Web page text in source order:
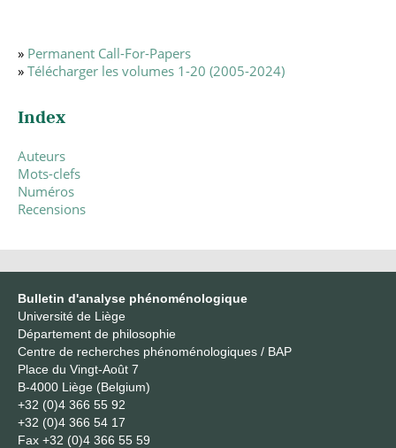
» Permanent Call-For-Papers
» Télécharger les volumes 1-20 (2005-2024)
Index
Auteurs
Mots-clefs
Numéros
Recensions
Bulletin d'analyse phénoménologique
Université de Liège
Département de philosophie
Centre de recherches phénoménologiques / BAP
Place du Vingt-Août 7
B-4000 Liège (Belgium)
+32 (0)4 366 55 92
+32 (0)4 366 54 17
Fax +32 (0)4 366 55 59